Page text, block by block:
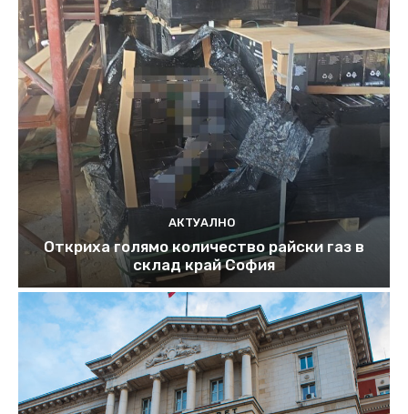
АКТУАЛНО
Откриха голямо количество райски газ в
склад край София